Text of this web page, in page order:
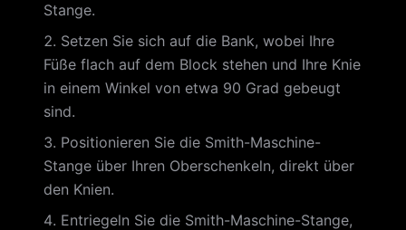
Stange.
Setzen Sie sich auf die Bank, wobei Ihre
Füße flach auf dem Block stehen und Ihre Knie
in einem Winkel von etwa 90 Grad gebeugt
sind.
Positionieren Sie die Smith-Maschine-
Stange über Ihren Oberschenkeln, direkt über
den Knien.
Entriegeln Sie die Smith-Maschine-Stange,